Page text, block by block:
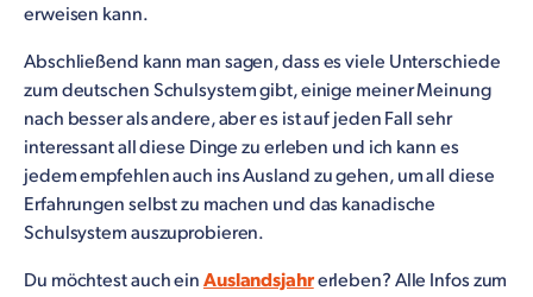
erweisen kann.
Abschließend kann man sagen, dass es viele Unterschiede
zum deutschen Schulsystem gibt, einige meiner Meinung
nach besser als andere, aber es ist auf jeden Fall sehr
interessant all diese Dinge zu erleben und ich kann es
jedem empfehlen auch ins Ausland zu gehen, um all diese
Erfahrungen selbst zu machen und das kanadische
Schulsystem auszuprobieren.
Du möchtest auch ein Auslandsjahrerleben? Alle Infos zum